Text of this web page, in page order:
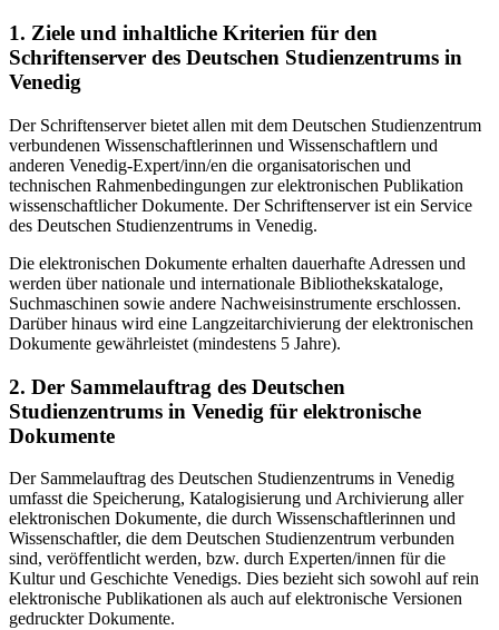
1. Ziele und inhaltliche Kriterien für den
Schriftenserver des Deutschen Studienzentrums in
Venedig
Der Schriftenserver bietet allen mit dem Deutschen Studienzentrum
verbundenen Wissenschaftlerinnen und Wissenschaftlern und
anderen Venedig-Expert/inn/en die organisatorischen und
technischen Rahmenbedingungen zur elektronischen Publikation
wissenschaftlicher Dokumente. Der Schriftenserver ist ein Service
des Deutschen Studienzentrums in Venedig.
Die elektronischen Dokumente erhalten dauerhafte Adressen und
werden über nationale und internationale Bibliothekskataloge,
Suchmaschinen sowie andere Nachweisinstrumente erschlossen.
Darüber hinaus wird eine Langzeitarchivierung der elektronischen
Dokumente gewährleistet (mindestens 5 Jahre).
2. Der Sammelauftrag des Deutschen
Studienzentrums in Venedig für elektronische
Dokumente
Der Sammelauftrag des Deutschen Studienzentrums in Venedig
umfasst die Speicherung, Katalogisierung und Archivierung aller
elektronischen Dokumente, die durch Wissenschaftlerinnen und
Wissenschaftler, die dem Deutschen Studienzentrum verbunden
sind, veröffentlicht werden, bzw. durch Experten/innen für die
Kultur und Geschichte Venedigs. Dies bezieht sich sowohl auf rein
elektronische Publikationen als auch auf elektronische Versionen
gedruckter Dokumente.